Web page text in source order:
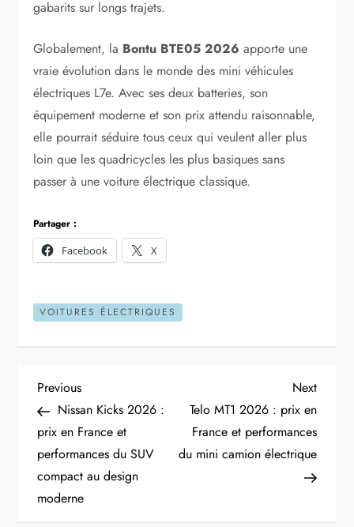
gabarits sur longs trajets.
Globalement, la Bontu BTE05 2026 apporte une
vraie évolution dans le monde des mini véhicules
électriques L7e. Avec ses deux batteries, son
équipement moderne et son prix attendu raisonnable,
elle pourrait séduire tous ceux qui veulent aller plus
loin que les quadricycles les plus basiques sans
passer à une voiture électrique classique.
Partager :
Facebook
X
VOITURES ÉLECTRIQUES
N
a
v
i
Previous
Post
Previous
Nissan Kicks 2026 :
prix en France et
performances du SUV
compact au design
moderne
Next
Post
Next
Telo MT1 2026 : prix en
France et performances
du mini camion électrique